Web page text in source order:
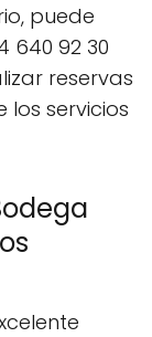
puede
640 92 30
reservas
servicios